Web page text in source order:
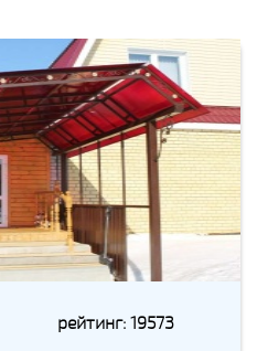
рейтинг: 19573